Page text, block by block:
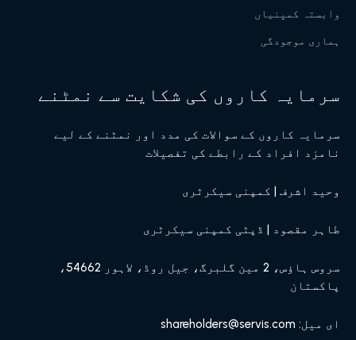
وابستہ کمپنیاں
ہماری موجودگی
سرمایہ کاروں کی شکایت سے نمٹنے
سرمایہ کاروں کے سوالات کی مدد اور نمٹنے کے لیے
نامزد افراد کے رابطے کی تفصیلات
وحید اشرف | کمپنی سیکرٹری
طاہر مقصود | ڈپٹی کمپنی سیکرٹری
سروس ہاؤس، 2 مین گلبرگ، جیل روڈ، لاہور 54662،
پاکستان
ای میل: shareholders@servis.com